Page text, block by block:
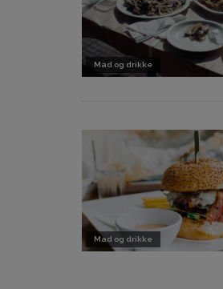
Mad og drikke
Mad og drikke